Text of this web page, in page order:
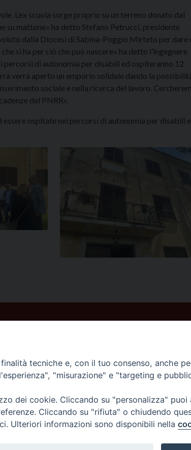
L’ex scuola sorge proprio su un terreno donato dal
mattone» ha detto Stefano Petrucci, presidente
dalla Diocesi di Sabina-Poggio Mirteto per dare
si ha per ciò che può nascere» ha detto l’ingegnere
di autonomia per disabili ed ospiteranno 12
verrà aperto un emporio solidale dando la
sociale e nella ricerca del lavoro.
del PNRR».
ospitate nei percorsi di autonomia per disabili e
tecniche e, con il tuo consenso, anche
"misurazione" e "targeting e
dei cookie. Cliccando su "personalizza"
Cliccando su "rifiuta" o chiudendo
Ulteriori informazioni sono disponibili nella